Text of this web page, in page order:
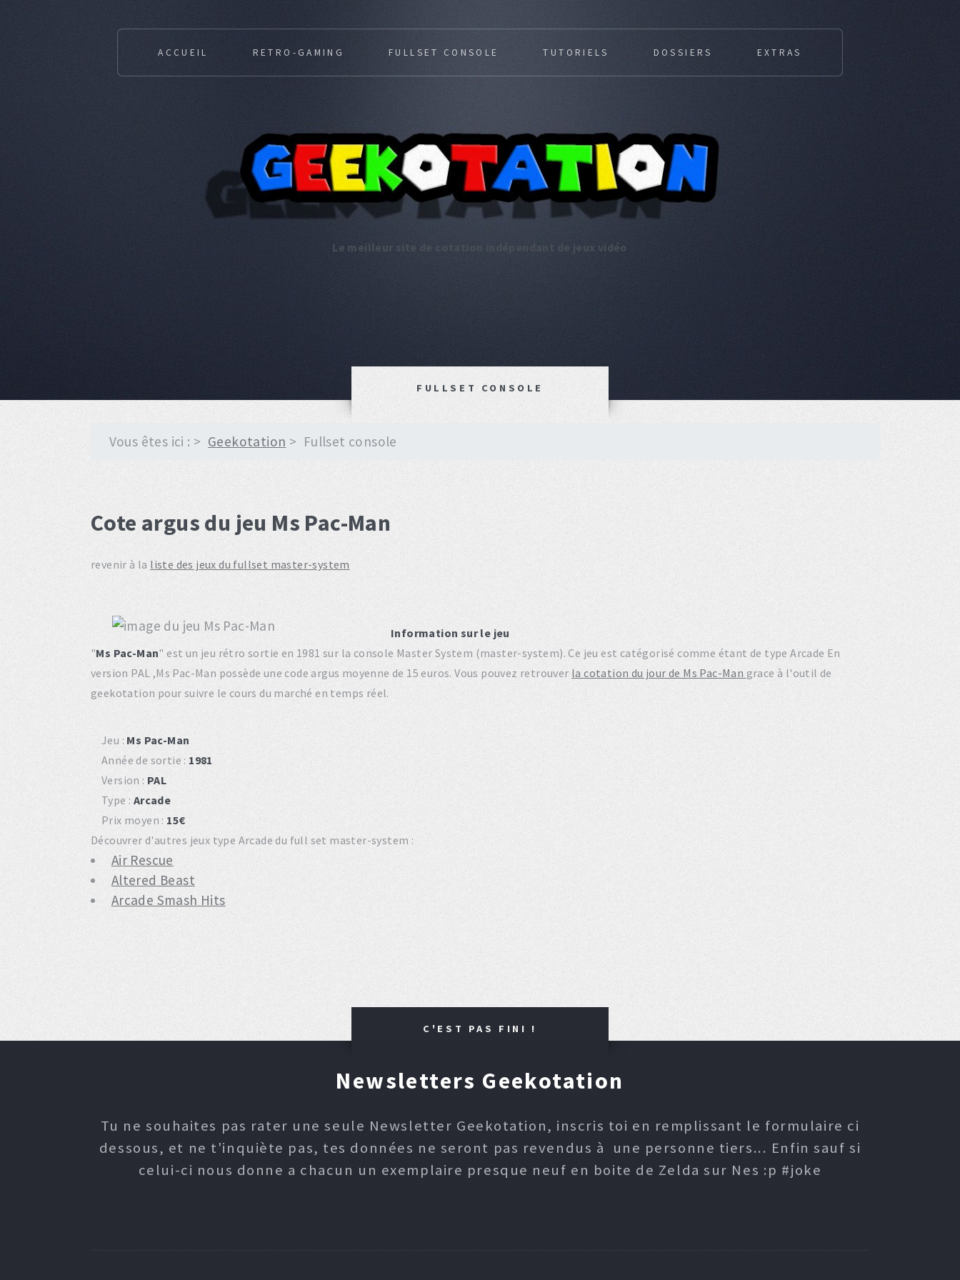
Le meilleur site de cotation indépendant de jeux vidéo
ACCUEIL RETRO-GAMING FULLSET CONSOLE TUTORIELS DOSSIERS EXTRAS
FULLSET CONSOLE
Vous êtes ici : Geekotation Fullset console
Cote argus du jeu Ms Pac-Man
revenir à la liste des jeux du fullset master-system
Information sur le jeu
"Ms Pac-Man" est un jeu rétro sortie en 1981 sur la console Master System (master-system). Ce jeu est catégorisé comme étant de type Arcade En
version PAL ,Ms Pac-Man possède une code argus moyenne de 15 euros. Vous pouvez retrouver la cotation du jour de Ms Pac-Man grace à l'outil de
geekotation pour suivre le cours du marché en temps réel.
Jeu : Ms Pac-Man
Année de sortie : 1981
Version : PAL
Type : Arcade
Prix moyen : 15€
Découvrer d'autres jeux type Arcade du full set master-system :
Air Rescue
Altered Beast
Arcade Smash Hits
C'EST PAS FINI !
Newsletters Geekotation
Tu ne souhaites pas rater une seule Newsletter Geekotation, inscris toi en remplissant le formulaire ci
dessous, et ne t'inquiète pas, tes données ne seront pas revendus à une personne tiers... Enfin sauf si
celui-ci nous donne a chacun un exemplaire presque neuf en boite de Zelda sur Nes :p #joke